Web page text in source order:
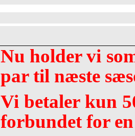
Nu holder vi
par til næste
Vi betaler kun
forbundet for